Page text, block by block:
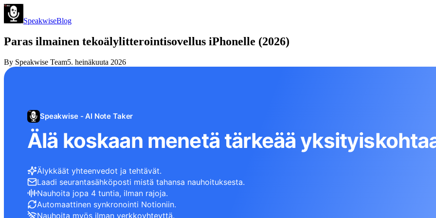
SpeakwiseBlog
Paras ilmainen tekoälylitterointisovellus iPhonelle (2026)
By Speakwise Team5. heinäkuuta 2026
Speakwise - AI Note Taker
Älä koskaan menetä tärkeää
Älykkäät yhteenvedot ja tehtävät.
Laadi seurantasähköposti mistä tahansa nauhoituksesta.
Nauhoita jopa 4 tuntia, ilman rajoja.
Automaattinen synkronointi Notioniin.
Nauhoita myös ilman verkkoyhteyttä.